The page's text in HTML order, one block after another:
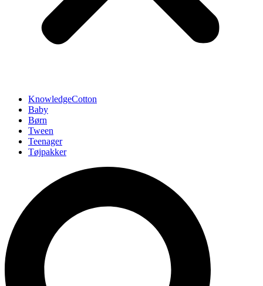
KnowledgeCotton
Baby
Børn
Tween
Teenager
Tøjpakker